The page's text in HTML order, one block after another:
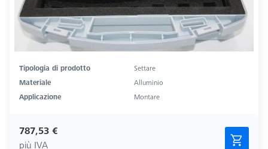
Tipologia di prodotto
Settare
Materiale
Alluminio
Applicazione
Montare
787,53 €
più IVA